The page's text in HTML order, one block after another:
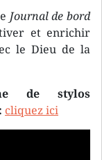
Journal de bord
et enrichir
le Dieu de la
de stylos
cliquez ici